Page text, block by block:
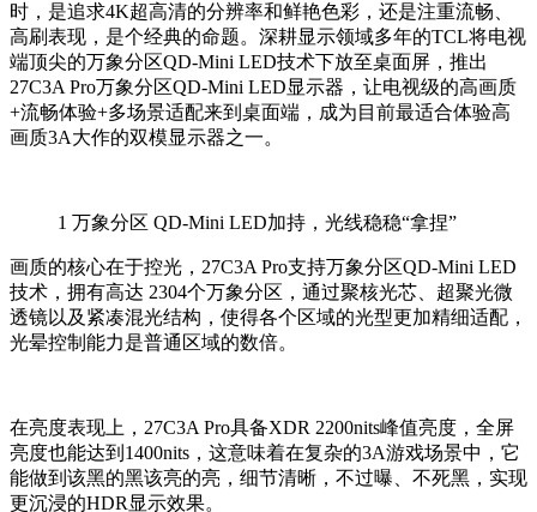
时，是追求4K超高清的分辨率和鲜艳色彩，还是注重流畅、
高刷表现，是个经典的命题。深耕显示领域多年的TCL将电视
端顶尖的万象分区QD-Mini LED技术下放至桌面屏，推出
27C3A Pro万象分区QD-Mini LED显示器，让电视级的高画质
+流畅体验+多场景适配来到桌面端，成为目前最适合体验高
画质3A大作的双模显示器之一。
1 万象分区 QD-Mini LED加持，光线稳稳“拿捏”
画质的核心在于控光， 27C3A Pro支持万象分区QD-Mini LED
技术，拥有高达 2304个万象分区，通过聚核光芯、超聚光微
透镜以及紧凑混光结构，使得各个区域的光型更加精细适配，
光晕控制能力是普通区域的数倍。
在亮度表现上， 27C3A Pro具备XDR 2200nits峰值亮度，全屏
亮度也能达到 1400nits ，这意味着在复杂的3A游戏场景中，它
能做到该黑的黑该亮的亮，细节清晰，不过曝、不死黑，实现
更沉浸的HDR 显示效果。